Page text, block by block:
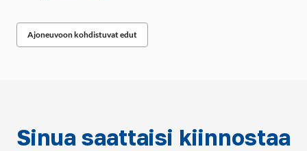
Ajoneuvoon kohdistuvat edut
Sinua saattaisi kiinnostaa